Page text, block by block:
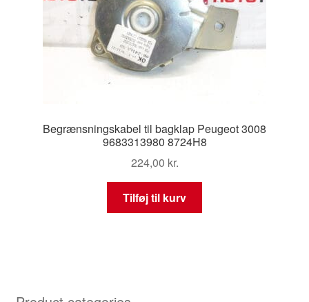
Begrænsningskabel til bagklap Peugeot 3008
9683313980 8724H8
224,00 kr.
Tilføj til kurv